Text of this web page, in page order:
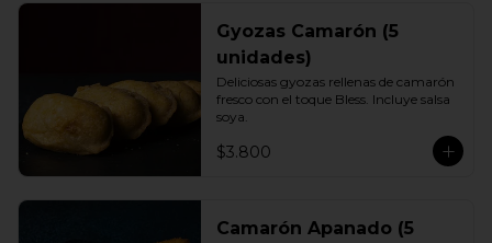
Gyozas Camarón (5
unidades)
Deliciosas gyozas rellenas de camarón
fresco con el toque Bless. Incluye salsa
soya.
$3.800
Camarón Apanado (5